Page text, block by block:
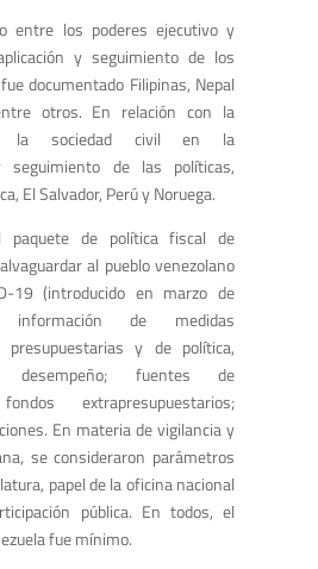
entre los poderes ejecutivo y
y seguimiento de los
documentado Filipinas, Nepal
otros. En relación con la
la sociedad civil en la
seguimiento de las políticas,
El Salvador, Perú y Noruega.
paquete de política fiscal de
al pueblo venezolano
19 (introducido en marzo de
de medidas
presupuestarias y de política,
desempeño; fuentes de
extrapresupuestarios;
En materia de vigilancia y
se consideraron parámetros
papel de la oficina nacional
pública. En todos, el
fue mínimo.